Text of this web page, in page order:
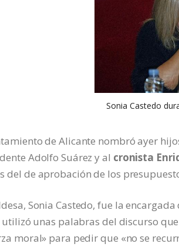
Sonia Castedo
de Alicante nombró ayer
Adolfo Suárez y al cronista
del de aprobación de los
Sonia Castedo, fue la
utilizó unas palabras del discurso
moral» para pedir que «no se